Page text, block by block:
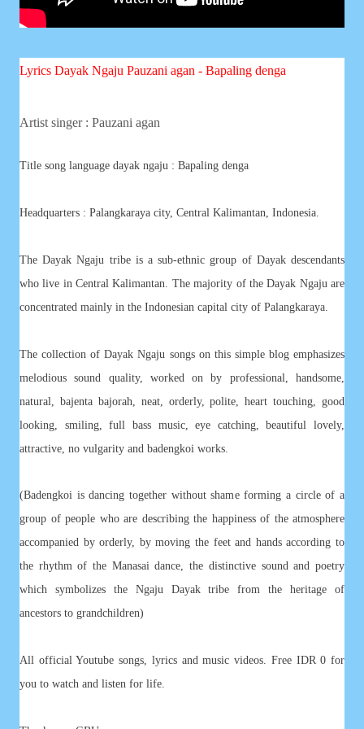
Lyrics Dayak Ngaju Pauzani agan - Bapaling denga
Artist singer : Pauzani agan
Title song language dayak ngaju : Bapaling denga
Headquarters : Palangkaraya city, Central Kalimantan, Indonesia.
The Dayak Ngaju tribe is a sub-ethnic group of Dayak descendants
who live in Central Kalimantan. The majority of the Dayak Ngaju are
concentrated mainly in the Indonesian capital city of Palangkaraya.
The collection of Dayak Ngaju songs on this simple blog emphasizes
melodious sound quality, worked on by professional, handsome,
natural, bajenta bajorah, neat, orderly, polite, heart touching, good
looking, smiling, full bass music, eye catching, beautiful lovely,
attractive, no vulgarity and badengkoi works.
(Badengkoi is dancing together without shame forming a circle of a
group of people who are describing the happiness of the atmosphere
accompanied by orderly, by moving the feet and hands according to
the rhythm of the Manasai dance, the distinctive sound and poetry
which symbolizes the Ngaju Dayak tribe from the heritage of
ancestors to grandchildren)
All official Youtube songs, lyrics and music videos. Free IDR 0 for
you to watch and listen for life.